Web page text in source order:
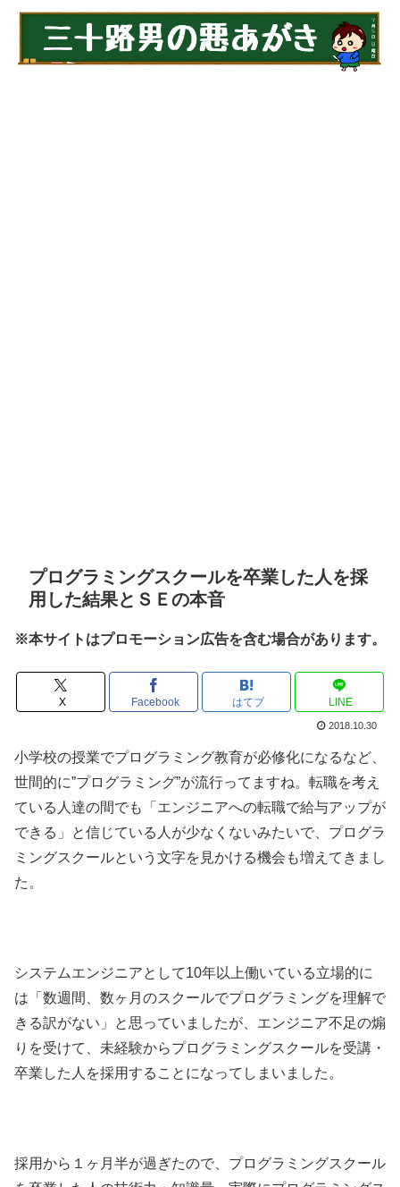
プログラミングスクールを卒業した人を採
用した結果とＳＥの本音
※本サイトはプロモーション広告を含む場合があります。
X Facebook はてブ LINE
2018.10.30
小学校の授業でプログラミング教育が必修化になるなど、
世間的に”プログラミング”が流行ってますね。転職を考え
ている人達の間でも「エンジニアへの転職で給与アップが
できる」と信じている人が少なくないみたいで、プログラ
ミングスクールという文字を見かける機会も増えてきまし
た。
システムエンジニアとして10年以上働いている立場的に
は「数週間、数ヶ月のスクールでプログラミングを理解で
きる訳がない」と思っていましたが、エンジニア不足の煽
りを受けて、未経験からプログラミングスクールを受講・
卒業した人を採用することになってしまいました。
採用から１ヶ月半が過ぎたので、プログラミングスクール